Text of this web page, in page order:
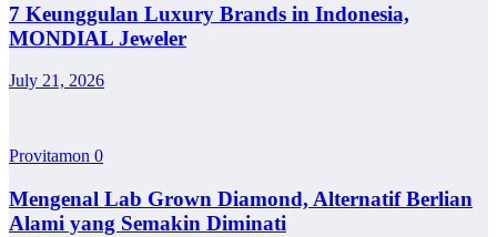
7 Keunggulan Luxury Brands in Indonesia,
MONDIAL Jeweler
July 21, 2026
Provitamon 0
Mengenal Lab Grown Diamond, Alternatif Berlian
Alami yang Semakin Diminati